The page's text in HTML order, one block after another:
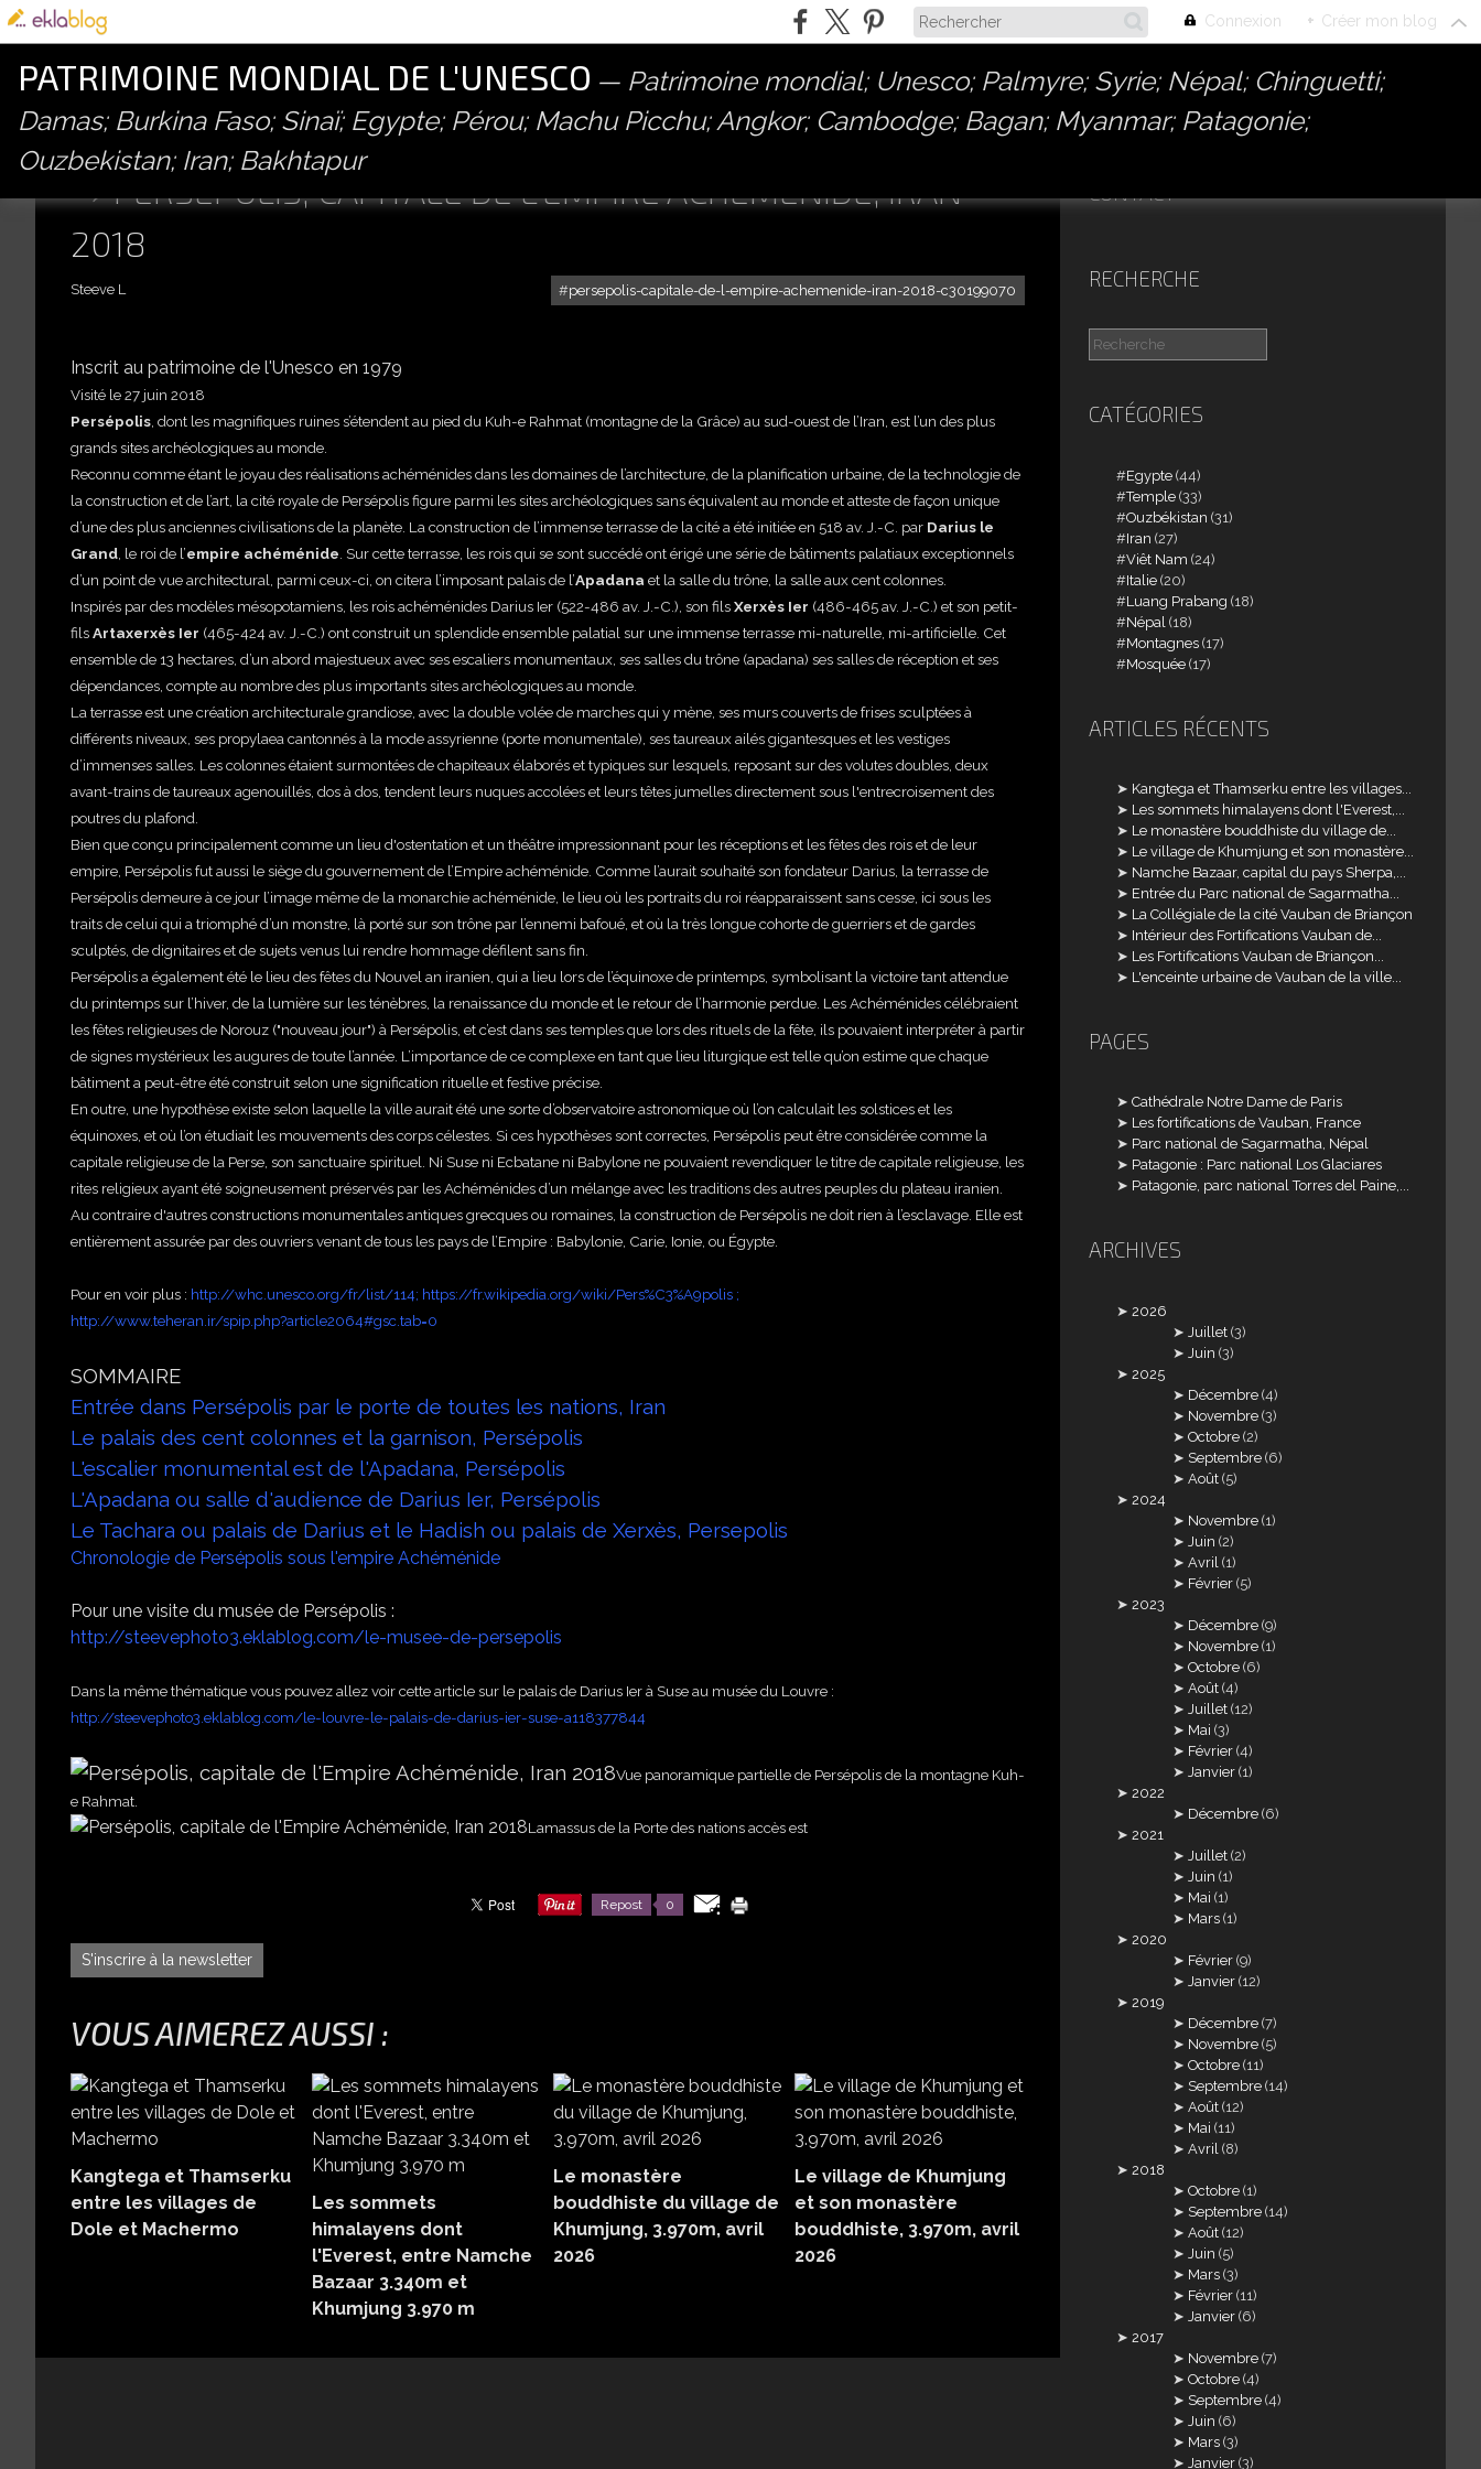
Connexion + Créer mon blog
PATRIMOINE MONDIAL DE L'UNESCO
Patrimoine mondial; Unesco; Palmyre; Syrie; Népal; Chinguetti;
Damas; Burkina Faso; Sinaï; Egypte; Pérou; Machu Picchu; Angkor; Cambodge; Bagan; Myanmar; Patagonie;
Ouzbekistan; Iran; Bakhtapur
PERSÉPOLIS, CAPITALE DE L'EMPIRE ACHÉMÉNIDE, IRAN
2018
persepolis-capitale-de-l-empire-achemenide-iran-2018-c30199070
Steeve L
Inscrit au patrimoine de l'Unesco en 1979
Visité le 27 juin 2018
Persépolis, dont les magnifiques ruines s’étendent au pied du Kuh-e Rahmat (montagne de la Grâce) au sud-ouest de l’Iran, est l’un des plus
grands sites archéologiques au monde.
Reconnu comme étant le joyau des réalisations achéménides dans les domaines de l’architecture, de la planification urbaine, de la technologie de
la construction et de l’art, la cité royale de Persépolis figure parmi les sites archéologiques sans équivalent au monde et atteste de façon unique
d’une des plus anciennes civilisations de la planète. La construction de l’immense terrasse de la cité a été initiée en 518 av. J.-C. par Darius le
Grand, le roi de l’empire achéménide. Sur cette terrasse, les rois qui se sont succédé ont érigé une série de bâtiments palatiaux exceptionnels
d’un point de vue architectural, parmi ceux-ci, on citera l’imposant palais de l’Apadana et la salle du trône, la salle aux cent colonnes.
Inspirés par des modèles mésopotamiens, les rois achéménides Darius Ier (522-486 av. J.-C.), son filsXerxès Ier (486-465 av. J.-C.) et son petit-
filsArtaxerxès Ier (465-424 av. J.-C.) ont construit un splendide ensemble palatial sur une immense terrasse mi-naturelle, mi-artificielle. Cet
ensemble de 13 hectares, d’un abord majestueux avec ses escaliers monumentaux, ses salles du trône (apadana) ses salles de réception et ses
dépendances, compte au nombre des plus importants sites archéologiques au monde.
La terrasse est une création architecturale grandiose, avec la double volée de marches qui y mène, ses murs couverts de frises sculptées à
différents niveaux, ses propylaea cantonnés à la mode assyrienne (porte monumentale), ses taureaux ailés gigantesques et les vestiges
d’immenses salles. Les colonnes étaient surmontées de chapiteaux élaborés et typiques sur lesquels, reposant sur des volutes doubles, deux
avant-trains de taureaux agenouillés, dos à dos, tendent leurs nuques accolées et leurs têtes jumelles directement sous l'entrecroisement des
poutres du plafond.
Bien que conçu principalement comme un lieu d'ostentation et un théâtre impressionnant pour les réceptions et les fêtes des rois et de leur
empire, Persépolis fut aussi le siège du gouvernement de l’Empire achéménide. Comme l’aurait souhaité son fondateur Darius, la terrasse de
Persépolis demeure à ce jour l’image même de la monarchie achéménide, le lieu où les portraits du roi réapparaissent sans cesse, ici sous les
traits de celui qui a triomphé d’un monstre, là porté sur son trône par l’ennemi bafoué, et où la très longue cohorte de guerriers et de gardes
sculptés, de dignitaires et de sujets venus lui rendre hommage défilent sans fin.
Persépolis a également été le lieu des fêtes du Nouvel an iranien, qui a lieu lors de l’équinoxe de printemps, symbolisant la victoire tant attendue
du printemps sur l’hiver, de la lumière sur les ténèbres, la renaissance du monde et le retour de l’harmonie perdue. Les Achéménides célébraient
les fêtes religieuses de Norouz ("nouveau jour") à Persépolis, et c’est dans ses temples que lors des rituels de la fête, ils pouvaient interpréter à partir
de signes mystérieux les augures de toute l’année. L’importance de ce complexe en tant que lieu liturgique est telle qu’on estime que chaque
bâtiment a peut-être été construit selon une signification rituelle et festive précise.
En outre, une hypothèse existe selon laquelle la ville aurait été une sorte d’observatoire astronomique où l’on calculait les solstices et les
équinoxes, et où l’on étudiait les mouvements des corps célestes. Si ces hypothèses sont correctes, Persépolis peut être considérée comme la
capitale religieuse de la Perse, son sanctuaire spirituel. Ni Suse ni Ecbatane ni Babylone ne pouvaient revendiquer le titre de capitale religieuse, les
rites religieux ayant été soigneusement préservés par les Achéménides d’un mélange avec les traditions des autres peuples du plateau iranien.
Au contraire d'autres constructions monumentales antiques grecques ou romaines, la construction de Persépolis ne doit rien à l’esclavage. Elle est
entièrement assurée par des ouvriers venant de tous les pays de l’Empire : Babylonie, Carie, Ionie, ou Égypte.
Pour en voir plus : http://whc.unesco.org/fr/list/114; https://fr.wikipedia.org/wiki/Pers%C3%A9polis ;
http://www.teheran.ir/spip.php?article2064#gsc.tab=0
SOMMAIRE
Entrée dans Persépolis par le porte de toutes les nations, Iran
Le palais des cent colonnes et la garnison, Persépolis
L'escalier monumental est de l'Apadana, Persépolis
L'Apadana ou salle d'audience de Darius Ier, Persépolis
Le Tachara ou palais de Darius et le Hadish ou palais de Xerxès, Persepolis
Chronologie de Persépolis sous l'empire Achéménide
Pour une visite du musée de Persépolis :
http://steevephoto3.eklablog.com/le-musee-de-persepolis
Dans la même thématique vous pouvez allez voir cette article sur le palais de Darius Ier à Suse au musée du Louvre :
http://steevephoto3.eklablog.com/le-louvre-le-palais-de-darius-ier-suse-a118377844
Vue panoramique partielle de Persépolis de la montagne Kuh-
e Rahmat.
Lamassus de la Porte des nations accès est
Repost 0
S'inscrire à la newsletter
VOUS AIMEREZ AUSSI :
Kangtega et Thamserku
entre les villages de
Dole et Machermo
Les sommets
himalayens dont
l'Everest, entre Namche
Bazaar 3.340m et
Khumjung 3.970 m
Le monastère
bouddhiste du village de
Khumjung, 3.970m, avril
2026
Le village de Khumjung
et son monastère
bouddhiste, 3.970m, avril
2026
CONTACT
RECHERCHE
CATÉGORIES
Egypte (44)
Temple (33)
Ouzbékistan (31)
Iran (27)
Viêt Nam (24)
Italie (20)
Luang Prabang (18)
Népal (18)
Montagnes (17)
Mosquée (17)
ARTICLES RÉCENTS
Kangtega et Thamserku entre les villages...
Les sommets himalayens dont l'Everest,...
Le monastère bouddhiste du village de...
Le village de Khumjung et son monastère...
Namche Bazaar, capital du pays Sherpa,...
Entrée du Parc national de Sagarmatha...
La Collégiale de la cité Vauban de Briançon
Intérieur des Fortifications Vauban de...
Les Fortifications Vauban de Briançon...
L'enceinte urbaine de Vauban de la ville...
PAGES
Cathédrale Notre Dame de Paris
Les fortifications de Vauban, France
Parc national de Sagarmatha, Népal
Patagonie : Parc national Los Glaciares
Patagonie, parc national Torres del Paine,...
ARCHIVES
2026
Juillet (3)
Juin (3)
2025
Décembre (4)
Novembre (3)
Octobre (2)
Septembre (6)
Août (5)
2024
Novembre (1)
Juin (2)
Avril (1)
Février (5)
2023
Décembre (9)
Novembre (1)
Octobre (6)
Août (4)
Juillet (12)
Mai (3)
Février (4)
Janvier (1)
2022
Décembre (6)
2021
Juillet (2)
Juin (1)
Mai (1)
Mars (1)
2020
Février (9)
Janvier (12)
2019
Décembre (7)
Novembre (5)
Octobre (11)
Septembre (14)
Août (12)
Mai (11)
Avril (8)
2018
Octobre (1)
Septembre (14)
Août (12)
Juin (5)
Mars (3)
Février (11)
Janvier (6)
2017
Novembre (7)
Octobre (4)
Septembre (4)
Juin (6)
Mars (3)
Janvier (3)